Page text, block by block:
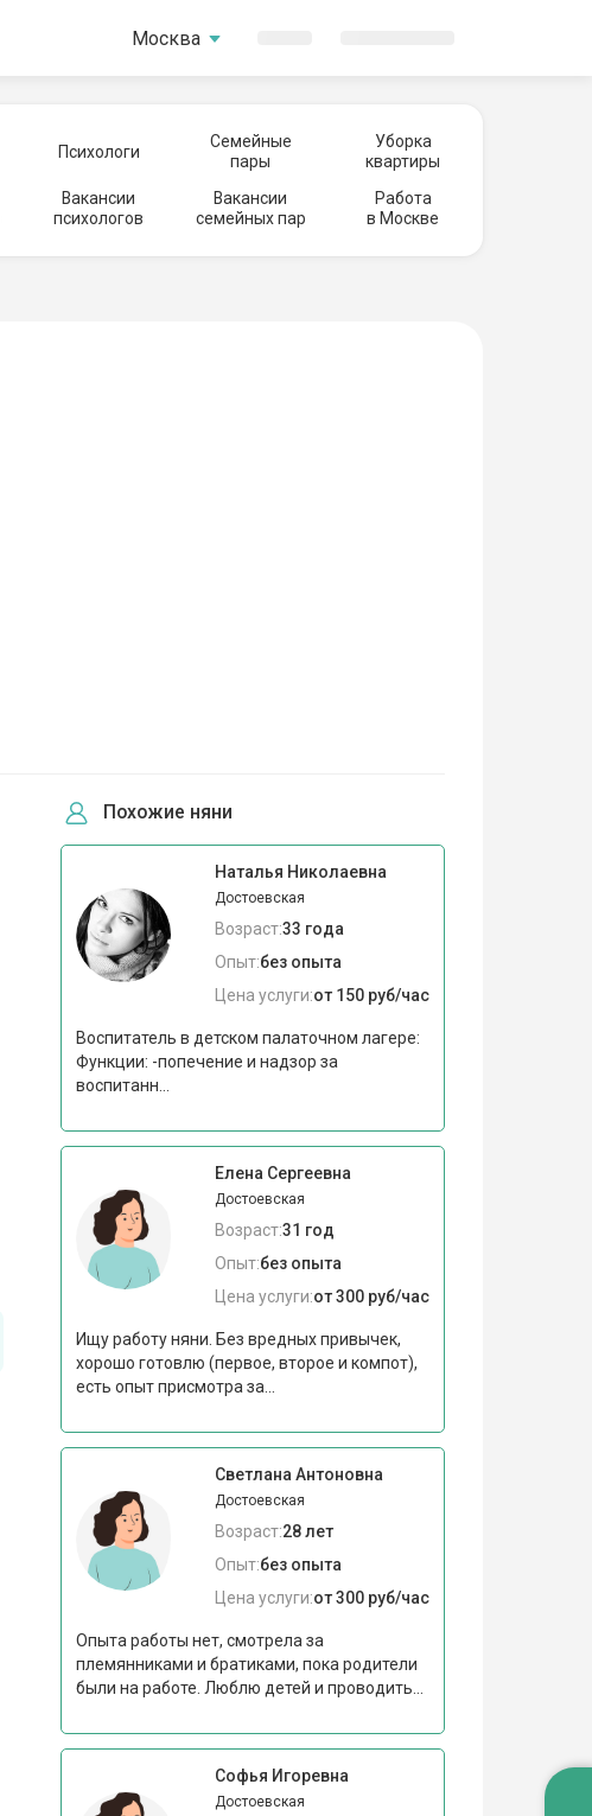
Москва
Психологи
Семейные
пары
Уборка
квартиры
Вакансии
психологов
Вакансии
семейных пар
Работа
в Москве
Похожие няни
Наталья Николаевна
Достоевская
Возраст:33 года
Опыт:без опыта
Цена услуги:от 150 руб/час
Воспитатель в детском палаточном лагере:
Функции: -попечение и надзор за
воспитанн...
Елена Сергеевна
Достоевская
Возраст:31 год
Опыт:без опыта
Цена услуги:от 300 руб/час
Ищу работу няни. Без вредных привычек,
хорошо готовлю (первое, второе и компот),
есть опыт присмотра за...
Светлана Антоновна
Достоевская
Возраст:28 лет
Опыт:без опыта
Цена услуги:от 300 руб/час
Опыта работы нет, смотрела за
племянниками и братиками, пока родители
были на работе. Люблю детей и проводить...
Софья Игоревна
Достоевская